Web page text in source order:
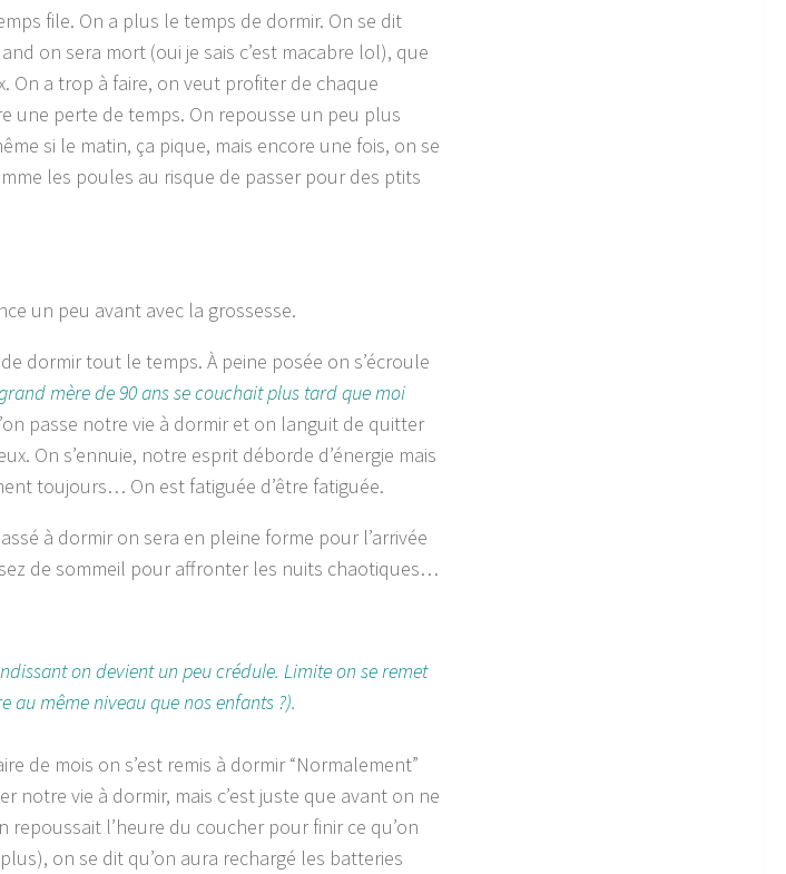
file. On a plus le temps de dormir. On se dit
on sera mort (oui je sais c’est macabre lol), que
On a trop à faire, on veut profiter de chaque
une perte de temps. On repousse un peu plus
si le matin, ça pique, mais encore une fois, on se
les poules au risque de passer pour des ptits
un peu avant avec la grossesse.
dormir tout le temps. À peine posée on s’écroule
mère de 90 ans se couchait plus tard que moi
passe notre vie à dormir et on languit de quitter
On s’ennuie, notre esprit déborde d’énergie mais
toujours… On est fatiguée d’être fatiguée.
à dormir on sera en pleine forme pour l’arrivée
de sommeil pour affronter les nuits chaotiques…
on devient un peu crédule. Limite on se remet
au même niveau que nos enfants ?).
de mois on s’est remis à dormir “Normalement”
notre vie à dormir, mais c’est juste que avant on ne
repoussait l’heure du coucher pour finir ce qu’on
on se dit qu’on aura rechargé les batteries